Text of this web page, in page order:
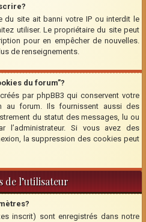
site ait banni votre IP ou interdit le
utiliser. Le propriétaire du site peut
pour en empêcher de nouvelles.
de renseignements.
du forum”?
par phpBB3 qui conservent votre
au forum. Ils fournissent aussi des
du statut des messages, lu ou
Si vous avez des
la suppression des cookies peut
de l’utilisateur
inscrit) sont enregistrés dans notre